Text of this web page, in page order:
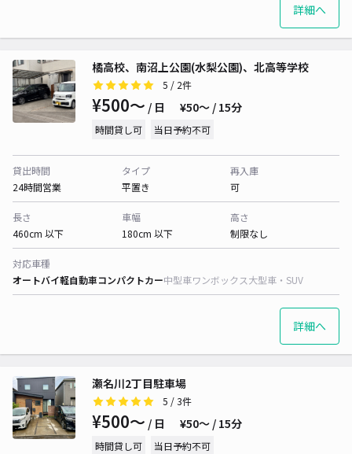
詳細へ
橘高校、南沼上公園(水梨公園)、北高等学校
5 / 2件
¥500〜 / 日 ¥50〜 / 15分
時間貸し可 当日予約不可
貸出時間
24時間営業
タイプ
平置き
再入庫
可
長さ
460cm 以下
車幅
180cm 以下
高さ
制限なし
対応車種
オートバイ軽自動車コンパクトカー中型車ワンボックス大型車・SUV
詳細へ
瀬名川2丁目駐車場
5 / 3件
¥500〜 / 日 ¥50〜 / 15分
時間貸し可 当日予約不可